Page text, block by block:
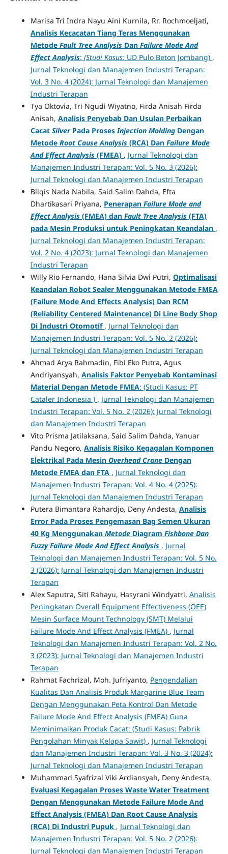
Marisa Tri Indra Nayu Aini Kurnila, Rr. Rochmoeljati,
Analisis Kecacatan Tiang Teras Menggunakan
Metode Fault Tree Analysis Dan Failure Mode And
Effect Analysis: (Studi Kasus: UD Pulo Beton Jombang) ,
Jurnal Teknologi dan Manajemen Industri Terapan:
Vol. 3 No. 4 (2024): Jurnal Teknologi dan Manajemen
Industri Terapan
Tya Oktovia, Tri Ngudi Wiyatno, Firda Anisah Firda
Anisah, Analisis Penyebab Dan Usulan Perbaikan
Cacat SilverPada Proses Injection MoldingDengan
Metode Root Cause Analysis (RCA) Dan Failure Mode
And Effect Analysis (FMEA) , Jurnal Teknologi dan
Manajemen Industri Terapan: Vol. 5 No. 3 (2026):
Jurnal Teknologi dan Manajemen Industri Terapan
Bilqis Nada Nabila, Said Salim Dahda, Efta
Dhartikasari Priyana, Penerapan Failure Mode and
Effect Analysis (FMEA) dan Fault Tree Analysis (FTA)
pada Mesin Produksi untuk Peningkatan Keandalan ,
Jurnal Teknologi dan Manajemen Industri Terapan:
Vol. 2 No. 4 (2023): Jurnal Teknologi dan Manajemen
Industri Terapan
Willy Rio Fernando, Hana Silvia Dwi Putri, Optimalisasi
Keandalan Robot Sealer Menggunakan Metode FMEA
(Failure Mode And Effects Analysis) Dan RCM
(Reliability Centered Maintenance) Di Line Body Shop
Di Industri Otomotif , Jurnal Teknologi dan
Manajemen Industri Terapan: Vol. 5 No. 2 (2026):
Jurnal Teknologi dan Manajemen Industri Terapan
Ahmad Arya Rahmadin, Fibi Eko Putra, Agus
Andriyansyah, Analisis Faktor Penyebab Kontaminasi
Material Dengan Metode FMEA: (Studi Kasus: PT
Cataler Indonesia ) , Jurnal Teknologi dan Manajemen
Industri Terapan: Vol. 5 No. 2 (2026): Jurnal Teknologi
dan Manajemen Industri Terapan
Vito Prisma Jatilaksana, Said Salim Dahda, Yanuar
Pandu Negoro, Analisis Risiko Kegagalan Komponen
Elektrikal Pada Mesin Overhead CraneDengan
Metode FMEA dan FTA , Jurnal Teknologi dan
Manajemen Industri Terapan: Vol. 4 No. 4 (2025):
Jurnal Teknologi dan Manajemen Industri Terapan
Putera Bimantara Rahardjo, Deny Andesta, Analisis
Error Pada Proses Pengemasan Bag Semen Ukuran
40 Kg Menggunakan Metode Diagram Fishbone Dan
Fuzzy Failure Mode And Effect Analysis , Jurnal
Teknologi dan Manajemen Industri Terapan: Vol. 5 No.
3 (2026): Jurnal Teknologi dan Manajemen Industri
Terapan
Alex Saputra, Siti Rahayu, Hasyrani Windyatri, Analisis
Peningkatan Overall Equipment Effectiveness (OEE)
Mesin Surface Mount Technology (SMT) Melalui
Failure Mode And Effect Analysis (FMEA) , Jurnal
Teknologi dan Manajemen Industri Terapan: Vol. 2 No.
3 (2023): Jurnal Teknologi dan Manajemen Industri
Terapan
Rahmat Fachrizal, Moh. Jufriyanto, Pengendalian
Kualitas Dan Analisis Produk Margarine Blue Team
Dengan Menggunakan Peta Kontrol Dan Metode
Failure Mode And Effect Analysis (FMEA) Guna
Meminimalkan Produk Cacat: (Studi Kasus: Pabrik
Pengolahan Minyak Kelapa Sawit) , Jurnal Teknologi
dan Manajemen Industri Terapan: Vol. 3 No. 3 (2024):
Jurnal Teknologi dan Manajemen Industri Terapan
Muhammad Syafrizal Viki Ardiansyah, Deny Andesta,
Evaluasi Kegagalan Proses Waste Water Treatment
Dengan Menggunakan Metode Failure Mode And
Effect Analysis (FMEA) Dan Root Cause Analysis
(RCA) Di Industri Pupuk , Jurnal Teknologi dan
Manajemen Industri Terapan: Vol. 5 No. 2 (2026):
Jurnal Teknologi dan Manajemen Industri Terapan